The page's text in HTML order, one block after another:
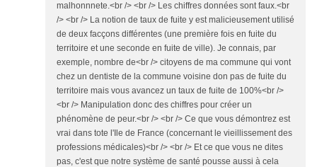
malhonnnete.<br /> <br /> Les chiffres données sont faux.<br
/> <br /> La notion de taux de fuite y est malicieusement utilisé
de deux facçons différentes (une première fois en fuite du
territoire et une seconde en fuite de ville). Je connais, par
exemple, nombre de<br /> citoyens de ma commune qui vont
chez un dentiste de la commune voisine don pas de fuite du
territoire mais vous avancez un taux de fuite de 100%<br />
<br /> Manipulation donc des chiffres pour créer un
phénomène de peur.<br /> <br /> Ce que vous démontrez est
vrai dans tote l'Ile de France (concernant le vieillissement des
professions médicales)<br /> <br /> Et ce que vous ne dites
pas, c'est que notre système de santé pousse aussi à cela